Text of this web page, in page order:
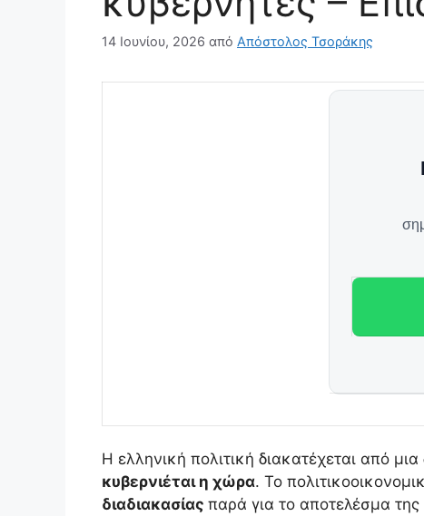
14 Ιουνίου, 2026 από Απόστολος Τσοράκης
Η ελληνική πολιτική διακατέχεται από
κυβερνιέται η χώρα. Το
διαδιακασίας παρά για το αποτελέσμα της